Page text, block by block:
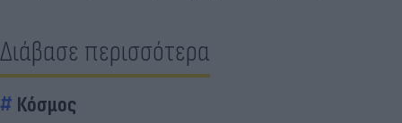
Διάβασε περισσότερα
Κόσμος